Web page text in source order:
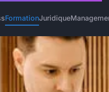
FormationJuridique